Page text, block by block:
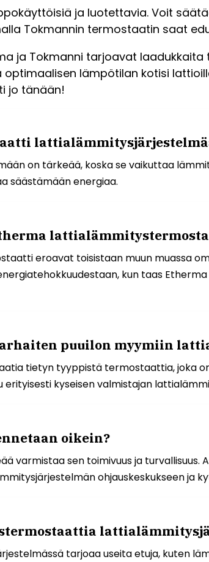
ja luotettavia. Voit
Tokmannin termostaatin saat
ja Tokmanni tarjoavat
lämpötilan kotisi
jo tänään!
on tärkeää, koska se vaikuttaa
säästämään energiaa.
eroavat toisistaan muun muassa
kun taas
puuilon myymiin
tietyn tyyppistä termostaattia, joka
kyseisen valmistajan
oikein?
varmistaa sen toimivuus ja
ohjauskeskukseen ja
tarjoaa useita etuja, kuten